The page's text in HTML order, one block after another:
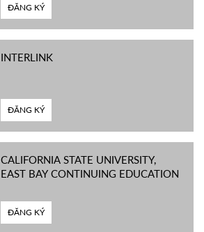
ĐĂNG KÝ
INTERLINK
ĐĂNG KÝ
CALIFORNIA STATE UNIVERSITY,
EAST BAY CONTINUING EDUCATION
ĐĂNG KÝ